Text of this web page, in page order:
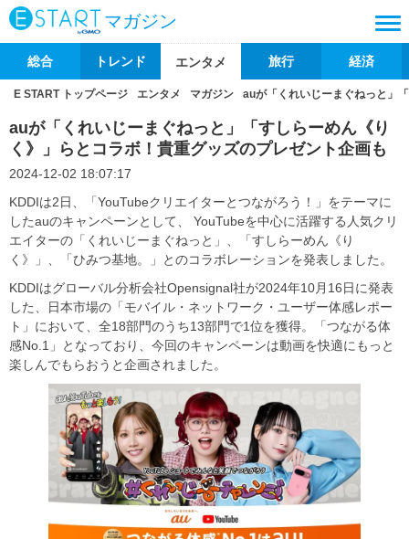
マガジン
総合 トレンド エンタメ 旅行 経済
E START トップページ エンタメ マガジン auが「くれいじーまぐねっと」
auが「くれいじーまぐねっと」「すしらーめん《り
く》」らとコラボ！貴重グッズのプレゼント企画も
2024-12-02 18:07:17
KDDIは2日、「YouTubeクリエイターとつながろう！」をテーマに
したauのキャンペーンとして、 YouTubeを中心に活躍する人気クリ
エイターの「くれいじーまぐねっと」、「すしらーめん《り
く》」、「ひみつ基地。」とのコラボレーションを発表しました。
KDDIはグローバル分析会社Opensignal社が2024年10月16日に発表
した、日本市場の「モバイル・ネットワーク・ユーザー体感レポー
ト」において、全18部門のうち13部門で1位を獲得。「つながる体
感No.1」となっており、今回のキャンペーンは動画を快適にもっと
楽しんでもらおうと企画されました。